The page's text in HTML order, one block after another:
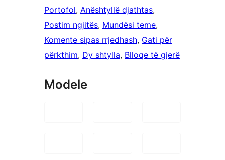
Portofol, Anështyllë djathtas
Postim ngjitës, Mundësi teme
Komente sipas rrjedhash, Gati për
përkthim, Dy shtylla, Blloqe të gjerë
Modele